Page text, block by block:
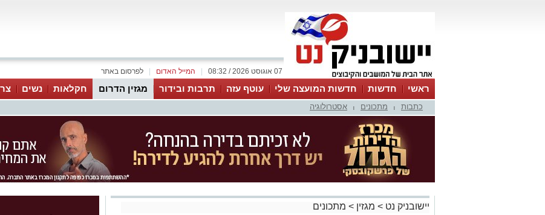
לפרסום באתר המייל האדום 07 אוגוסט 2026 / 08:32
ראשי חדשות חדשות המועצה שלי עוטף עזה תרבות ובידור מגזין הדרום חקלאות נשים
אינדקס עסקים
לוח טיפים והמלצות כתבות מתכונים אסטרולוגיה
יישובניק נט > מגזין > מתכונים